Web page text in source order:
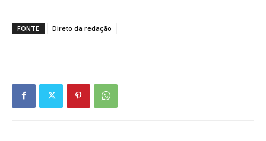
FONTE Direto da redação